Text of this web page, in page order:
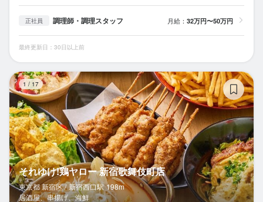
正社員 調理師・調理スタッフ 月給： 32万円〜50万円
最終更新日：30日以上前
1 / 17
それゆけ!鶏ヤロー 新宿歌舞伎町店
東京都 新宿区 / 新宿西口駅 198m
居酒屋、串揚げ、海鮮